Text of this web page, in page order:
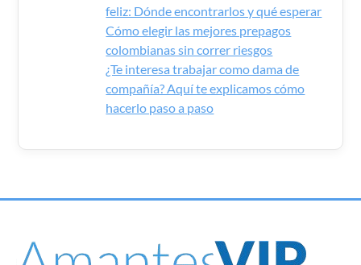
feliz: Dónde encontrarlos y qué esperar
Cómo elegir las mejores prepagos
colombianas sin correr riesgos
¿Te interesa trabajar como dama de
compañía? Aquí te explicamos cómo
hacerlo paso a paso